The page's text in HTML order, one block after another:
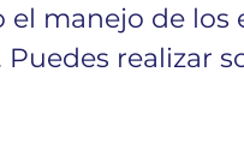
manejo de los
realizar